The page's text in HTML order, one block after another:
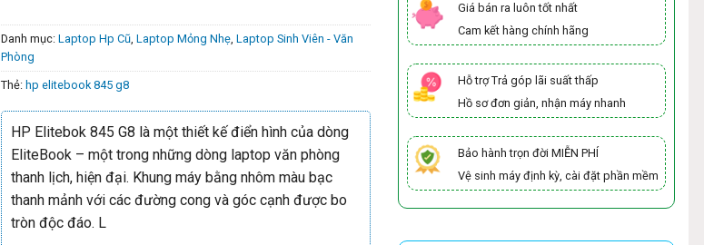
Danh mục:Laptop Hp Cũ ,Laptop Mỏng Nhẹ ,Laptop Sinh Viên - Văn
Phòng
Thẻ: hp elitebook 845 g8
HP Elitebok 845 G8 là một thiết kế điển hình của dòng
EliteBook – một trong những dòng laptop văn phòng
thanh lịch, hiện đại. Khung máy bằng nhôm màu bạc
thanh mảnh với các đường cong và góc cạnh được bo
tròn độc đáo. L
Giá bán ra luôn tốt nhất
Cam kết hàng chính hãng
Hỗ trợ Trả góp lãi suất thấp
Hồ sơ đơn giản, nhận máy nhanh
Bảo hành trọn đời MIỄN PHÍ
Vệ sinh máy định kỳ, cài đặt phần mềm